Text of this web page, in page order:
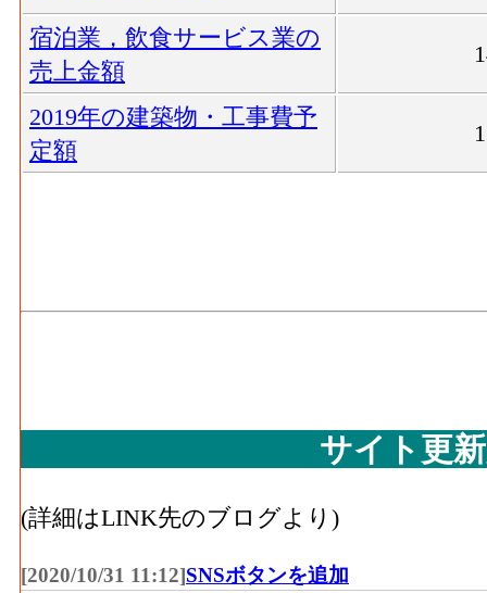
宿泊業，飲食サービス業の
売上金額
2019年の建築物・工事費予
定額
サイト更
(詳細はLINK先のブログより)
[2020/10/31 11:12]SNSボタンを追加